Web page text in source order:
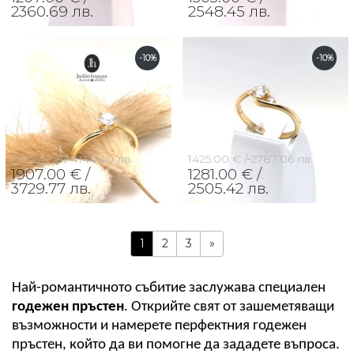
2360.69 лв. 2548.45 лв.
-10%
2119.00 € / 4144.40 лв.
1907.00 € /
3729.77 лв.
-10%
1425.00 € / 2787.06 лв.
1281.00 € /
2505.42 лв.
1 2 3 »
годежен пръстен. Открийте свят от зашеметяващи
възможности и намерете перфектния годежен
пръстен, който да ви помогне да зададете въпроса.